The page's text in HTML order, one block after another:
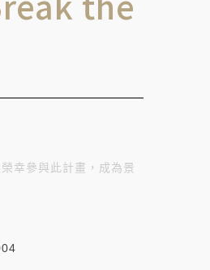
幸參與此計畫，成為景